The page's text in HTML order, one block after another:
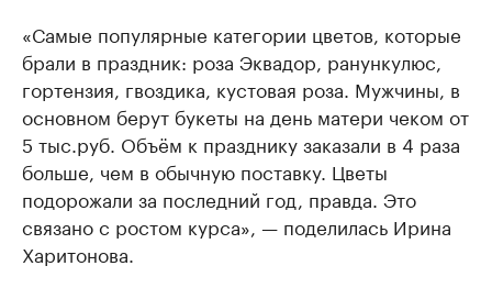
«Самые популярные категории цветов, которые
брали в праздник: роза Эквадор, ранункулюс,
гортензия, гвоздика, кустовая роза. Мужчины, в
основном берут букеты на день матери чеком от
5 тыс.руб. Объём к празднику заказали в 4 раза
больше, чем в обычную поставку. Цветы
подорожали за последний год, правда. Это
связано с ростом курса», — поделилась Ирина
Харитонова.